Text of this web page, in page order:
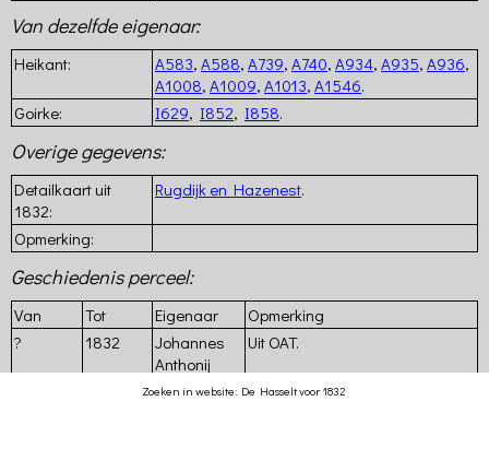
Van dezelfde eigenaar:
Heikant: A583, A588, A739, A740, A934, A935, A936,
A1008, A1009, A1013, A1546.
Goirke:
I629, I852, I858.
Overige gegevens:
Detailkaart uit
1832:
Rugdijk en Hazenest.
Opmerking:
Geschiedenis perceel:
Van Tot Eigenaar
Opmerking
?
1832
Johannes
Anthonij
Siemons
Uit OAT.
Zoeken in website: De Hasselt voor 1832
de
Hasselt
Schepenbank
Tilburg
Akten
Notarieel
Archief
Tilburg
Overige
documenten
Eigenaren
en
bewoners
Kaarten
Links